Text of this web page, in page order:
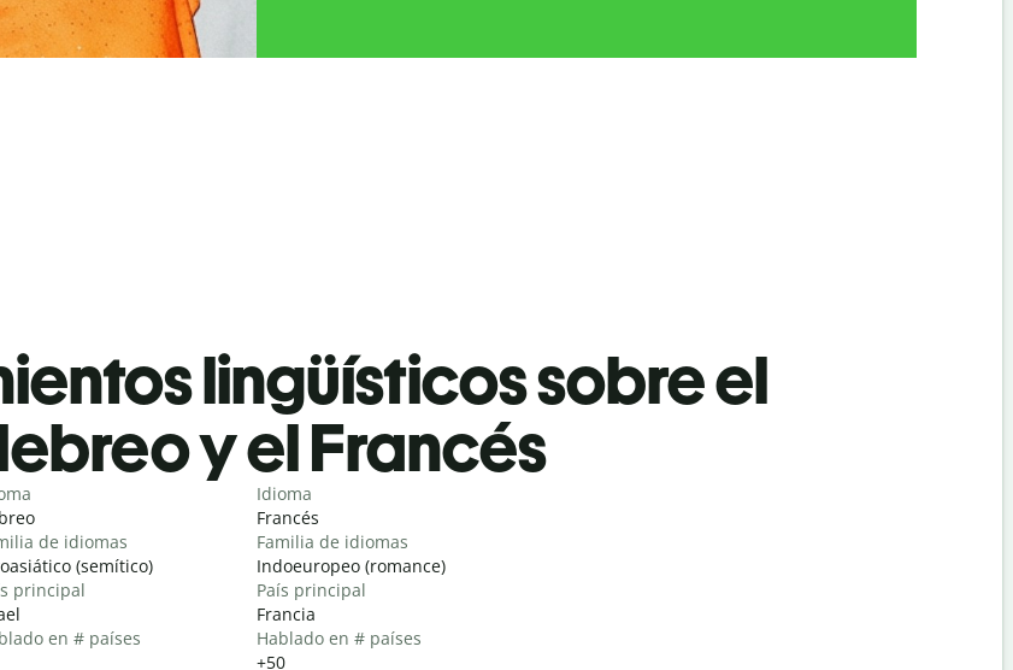
lingüísticos sobre el
y el Francés
de idiomas
(semítico)
principal
en # países
Idioma
Francés
Familia de idiomas
Indoeuropeo (romance)
País principal
Francia
Hablado en # países
+50